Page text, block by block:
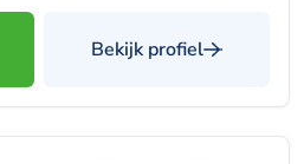
Bekijk profiel